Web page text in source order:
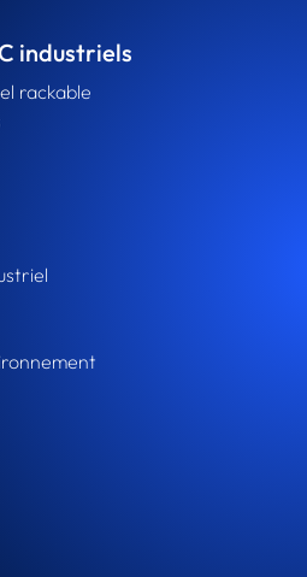
industriels
rackable